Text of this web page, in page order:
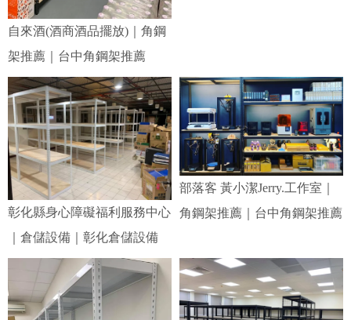
自來酒(酒商酒品擺放)｜角鋼
架推薦｜台中角鋼架推薦
彰化縣身心障礙福利服務中心
｜倉儲設備｜彰化倉儲設備
部落客 黃小潔Jerry.工作室｜
角鋼架推薦｜台中角鋼架推薦